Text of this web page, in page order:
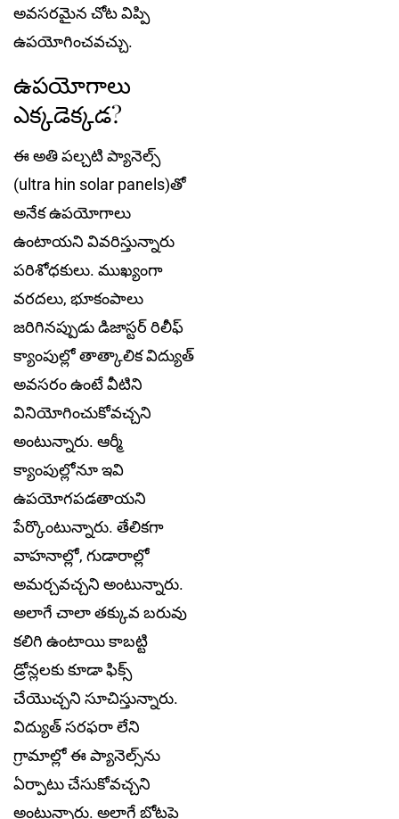
అవసరమైన చోట విప్పి
ఉపయోగించవచ్చు.
ఉపయోగాలు
ఎక్కడెక్కడ?
ఈ అతి ప‌ల్చ‌టి ప్యానెల్స్
(ultra hin solar panels)తో
అనేక ఉప‌యోగాలు
ఉంటాయని వివ‌రిస్తున్నారు
ప‌రిశోధ‌కులు. ముఖ్యంగా
వరదలు, భూకంపాలు
జరిగినప్పుడు డిజాస్టర్ రిలీఫ్
క్యాంపుల్లో తాత్కాలిక విద్యుత్
అవసరం ఉంటే వీటిని
వినియోగించుకోవ‌చ్చ‌ని
అంటున్నారు. ఆర్మీ
క్యాంపుల్లోనూ ఇవి
ఉప‌యోగ‌ప‌డ‌తాయని
పేర్కొంటున్నారు. తేలికగా
వాహనాల్లో, గుడారాల్లో
అమర్చవచ్చ‌ని అంటున్నారు.
అలాగే చాలా త‌క్కువ బరువు
క‌లిగి ఉంటాయి కాబ‌ట్టి
డ్రోన్ల‌ల‌కు కూడా ఫిక్స్
చేయొచ్చ‌ని సూచిస్తున్నారు.
విద్యుత్ స‌ర‌ఫ‌రా లేని
గ్రామాల్లో ఈ ప్యానెల్స్‌ను
ఏర్పాటు చేసుకోవ‌చ్చ‌ని
అంటున్నారు. అలాగే బోట్లపై